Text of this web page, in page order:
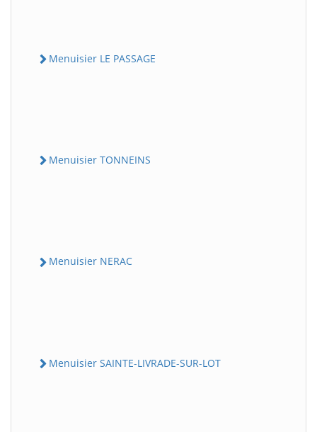
Menuisier LE PASSAGE
Menuisier TONNEINS
Menuisier NERAC
Menuisier SAINTE-LIVRADE-SUR-LOT